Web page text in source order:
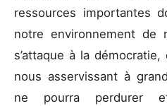
ressources importantes
notre environnement de
s’attaque à la
nous asservissant à
ne pourra